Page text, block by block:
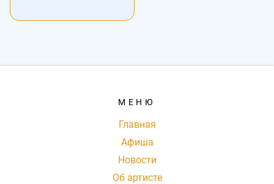
МЕНЮ
Главная
Афиша
Новости
Об артисте